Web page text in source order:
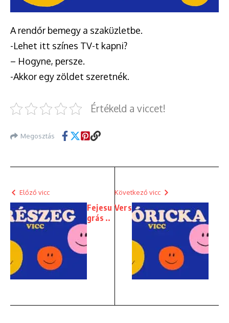
A rendőr bemegy a szaküzletbe.
-Lehet itt színes TV-t kapni?
– Hogyne, persze.
-Akkor egy zöldet szeretnék.
Értékeld a viccet!
Megosztás
Előző vicc
Fejesu
grás ..
Következő vicc
Vers